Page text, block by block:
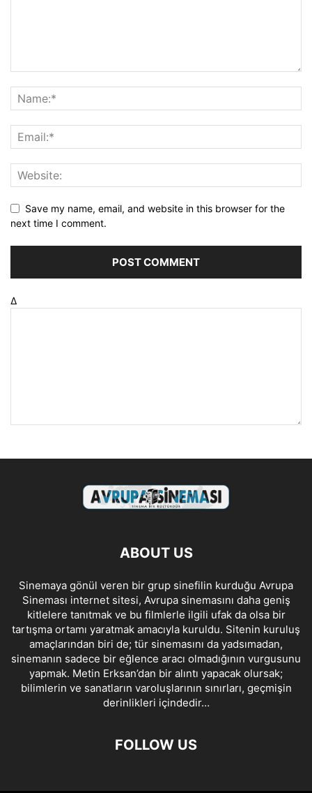
Save my name, email, and website in this browser for the
next time I comment.
Δ
ABOUT US
Sinemaya gönül veren bir grup sinefilin kurduğu Avrupa
Sineması internet sitesi, Avrupa sinemasını daha geniş
kitlelere tanıtmak ve bu filmlerle ilgili ufak da olsa bir
tartışma ortamı yaratmak amacıyla kuruldu. Sitenin kuruluş
amaçlarından biri de; tür sinemasını da yadsımadan,
sinemanın sadece bir eğlence aracı olmadığının vurgusunu
yapmak. Metin Erksan’dan bir alıntı yapacak olursak;
bilimlerin ve sanatların varoluşlarının sınırları, geçmişin
derinlikleri içindedir…
FOLLOW US